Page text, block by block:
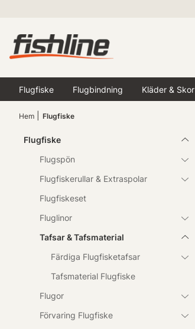
Flugfiske Flugbindning Kläder & Skor
Hem Flugfiske
Flugfiske
Flugspön
Flugfiskerullar & Extraspolar
Flugfiskeset
Fluglinor
Tafsar & Tafsmaterial
Färdiga Flugfisketafsar
Tafsmaterial Flugfiske
Flugor
Förvaring Flugfiske